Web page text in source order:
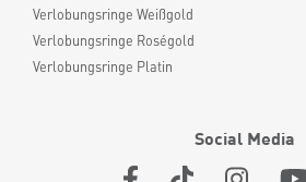
Verlobungsringe Weißgold
Verlobungsringe Roségold
Verlobungsringe Platin
Social Media